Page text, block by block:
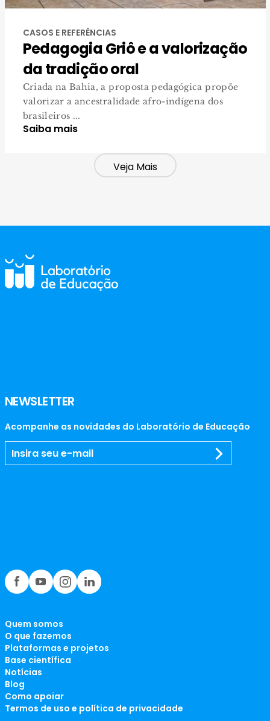
CASOS E REFERÊNCIAS
Pedagogia Griô e a valorização
da tradição oral
Criada na Bahia, a proposta pedagógica propõe
valorizar a ancestralidade afro-indígena dos
brasileiros ...
Saiba mais
Veja Mais
NEWSLETTER
Acompanhe as novidades do Laboratório de Educação
Quem somos
O que fazemos
Plataformas e projetos
Base científica
Notícias
Blog
Como apoiar
Termos de uso e política de privacidade